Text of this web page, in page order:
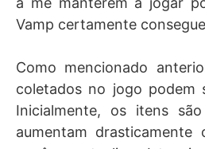
Vamp certamente
Como mencionado
coletados no jogo podem
Inicialmente, os itens
aumentam